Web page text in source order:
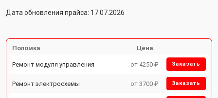
Дата обновления прайса: 17.07.2026
Поломка Цена
Ремонт модуля управления от 4250 ₽ Заказать
Ремонт электросхемы от 3700 ₽ Заказать